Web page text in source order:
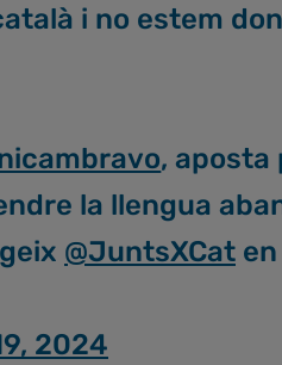
i no estem
, aposta
la llengua
@JuntsXCat
2024